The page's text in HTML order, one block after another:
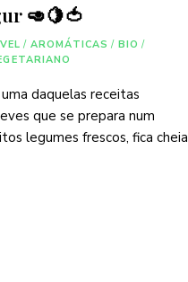
🥑🍋🍅
/ AROMÁTICAS / BIO /
daquelas receitas
que se prepara num
legumes frescos, fica cheia